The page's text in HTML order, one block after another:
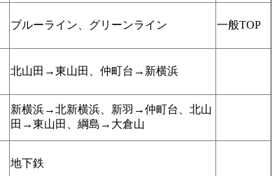
ブルーライン、グリーンライン 一般TOP
北山田→東山田、仲町台→新横浜
新横浜→北新横浜、新羽→仲町台、北山
田→東山田、綱島→大倉山
地下鉄